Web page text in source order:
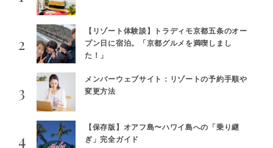
【リゾート体験談】トラディモ京都五条のオー
プン日に宿泊。「京都グルメを満喫しまし
た！」
メンバーウェブサイト：リゾートの予約手順や
変更方法
【保存版】オアフ島〜ハワイ島への「乗り継
ぎ」完全ガイド